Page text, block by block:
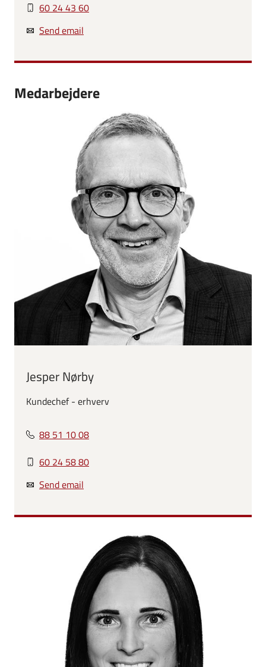
60 24 43 60
Send email
Medarbejdere
Jesper Nørby
Kundechef - erhverv
88 51 10 08
60 24 58 80
Send email